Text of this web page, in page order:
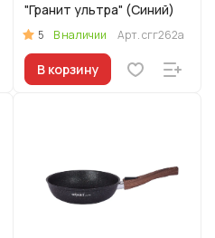
"Гранит ультра" (Синий)
5 В наличии Арт.сгг262а
В корзину